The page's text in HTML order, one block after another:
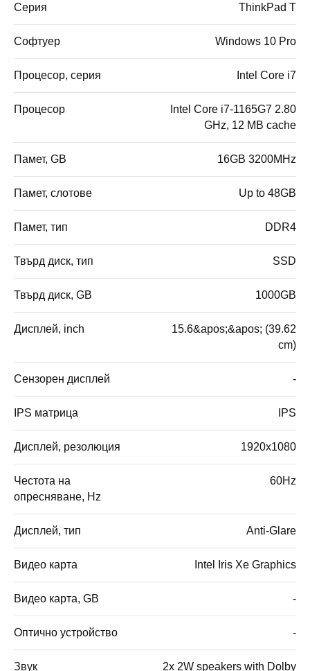
Серия ThinkPad T
Софтуер Windows 10 Pro
Процесор, серия Intel Core i7
Процесор
Intel Core i7-1165G7 2.80
GHz, 12 MB cache
Памет, GB 16GB 3200MHz
Памет, слотове Up to 48GB
Памет, тип DDR4
Твърд диск, тип SSD
Твърд диск, GB 1000GB
Дисплей, inch
15.6&apos;&apos; (39.62
cm)
Сензорен дисплей -
IPS матрица IPS
Дисплей, резолюция 1920x1080
Честота на
опресняване, Hz
60Hz
Дисплей, тип Anti-Glare
Видео карта Intel Iris Xe Graphics
Видео карта, GB -
Оптично устройство -
Звук 2x 2W speakers with Dolby